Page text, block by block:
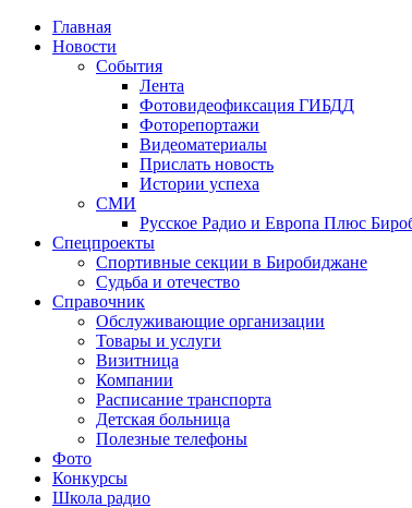
Главная
Новости
События
Лента
Фотовидеофиксация ГИБДД
Фоторепортажи
Видеоматериалы
Прислать новость
Истории успеха
СМИ
Русское Радио и Европа Плюс
Спецпроекты
Спортивные секции в Биробиджане
Судьба и отечество
Справочник
Обслуживающие организации
Товары и услуги
Визитница
Компании
Расписание транспорта
Детская больница
Полезные телефоны
Фото
Конкурсы
Школа радио